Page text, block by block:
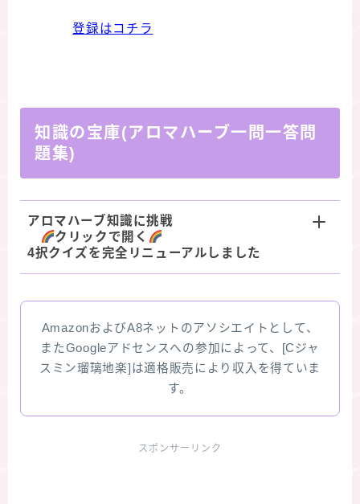
登録はコチラ
知識の宝庫(アロマハーブ一問一答問
題集)
アロマハーブ知識に挑戦
クリックで開く
4択クイズを完全リニューアルしました
AmazonおよびA8ネットのアソシエイトとして、
またGoogleアドセンスへの参加によって、[Cジャ
スミン瑠璃地楽]は適格販売により収入を得ていま
す。
スポンサーリンク